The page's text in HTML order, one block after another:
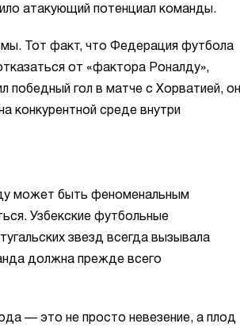
атакующий потенциал команды.
Тот факт, что Федерация футбола
от «фактора Роналду»,
победный гол в матче с Хорватией, он
конкурентной среде внутри
может быть феноменальным
Узбекские футбольные
звезд всегда вызывала
должна прежде всего
— это не просто невезение, а плод